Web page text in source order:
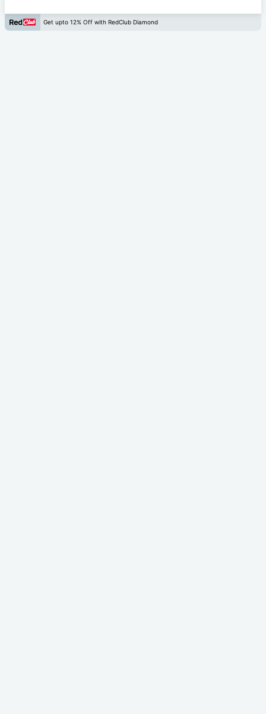
Get upto 12% Off with RedClub Diamond